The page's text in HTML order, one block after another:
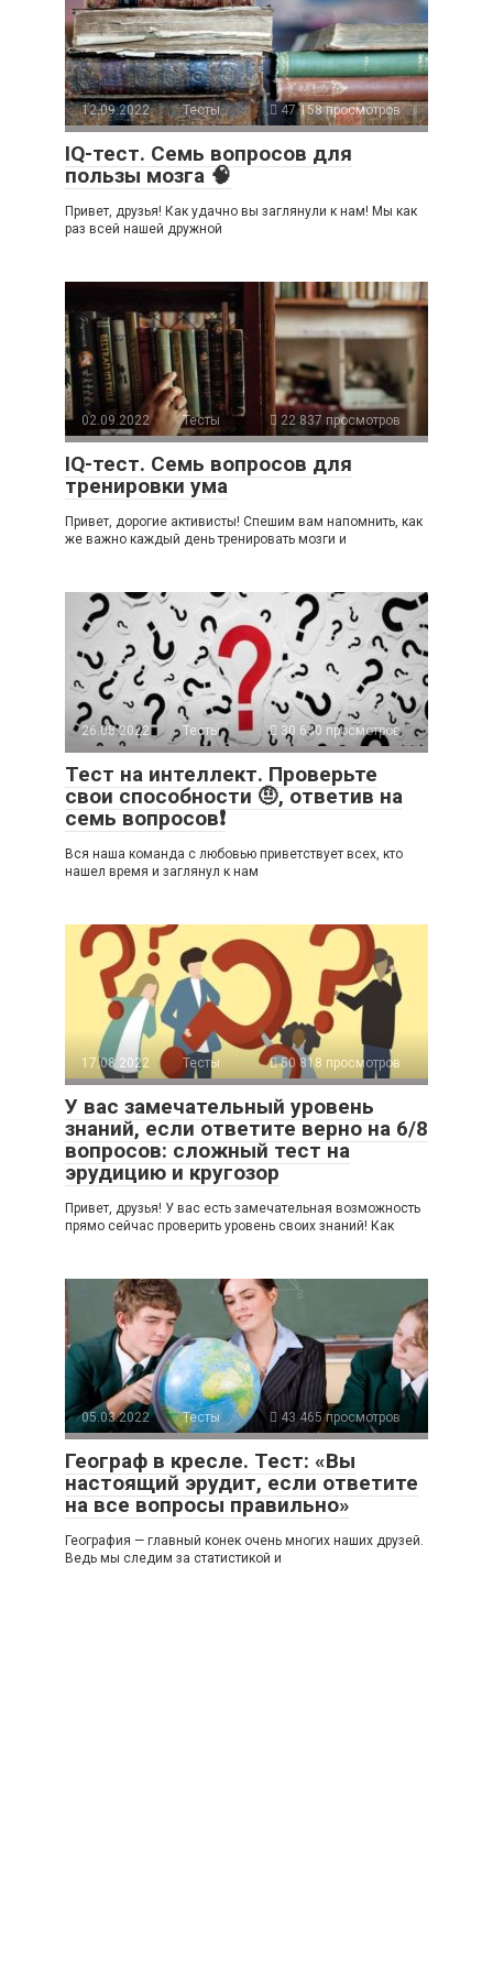
12.09.2022 Тесты 47 158 просмотров
IQ-тест. Семь вопросов для
пользы мозга 🧠
Привет, друзья! Как удачно вы заглянули к нам! Мы как
раз всей нашей дружной
02.09.2022 Тесты 22 837 просмотров
IQ-тест. Семь вопросов для
тренировки ума
Привет, дорогие активисты! Спешим вам напомнить, как
же важно каждый день тренировать мозги и
26.08.2022 Тесты 30 630 просмотров
Тест на интеллект. Проверьте
свои способности 🤨, ответив на
семь вопросов❗
Вся наша команда с любовью приветствует всех, кто
нашел время и заглянул к нам
17.08.2022 Тесты 50 818 просмотров
У вас замечательный уровень
знаний, если ответите верно на 6/8
вопросов: сложный тест на
эрудицию и кругозор
Привет, друзья! У вас есть замечательная возможность
прямо сейчас проверить уровень своих знаний! Как
05.03.2022 Тесты 43 465 просмотров
Географ в кресле. Тест: «Вы
настоящий эрудит, если ответите
на все вопросы правильно»
География — главный конек очень многих наших друзей.
Ведь мы следим за статистикой и